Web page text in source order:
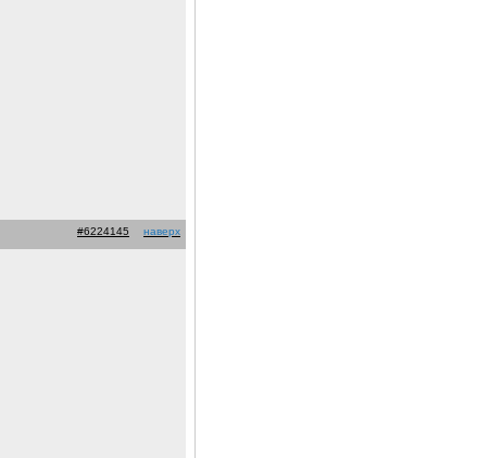
#6224145 наверх